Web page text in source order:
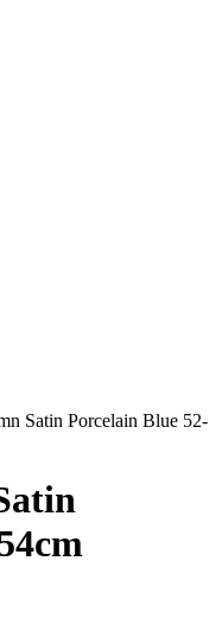
Satin Porcelain Blue 52-